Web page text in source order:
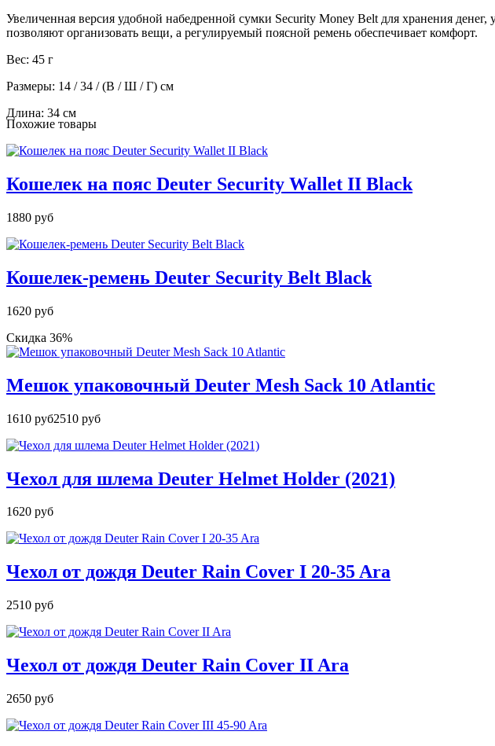
Увеличенная версия удобной набедренной сумки Security Money Belt для хранения
позволяют организовать вещи, а регулируемый поясной ремень обеспечивает комфорт.
Вес: 45 г
Размеры: 14 / 34 / (В / Ш / Г) см
Длина: 34 см
Похожие товары
Кошелек на пояс Deuter Security Wallet II Black
1880 руб
Кошелек-ремень Deuter Security Belt Black
1620 руб
Скидка 36%
Мешок упаковочный Deuter Mesh Sack 10 Atlantic
1610 руб2510 руб
Чехол для шлема Deuter Helmet Holder (2021)
1620 руб
Чехол от дождя Deuter Rain Cover I 20-35 Ara
2510 руб
Чехол от дождя Deuter Rain Cover II Ara
2650 руб